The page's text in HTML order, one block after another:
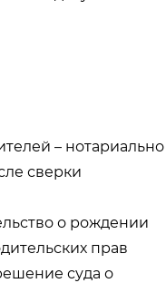
– нотариально
сверки
о рождении
прав
суда о